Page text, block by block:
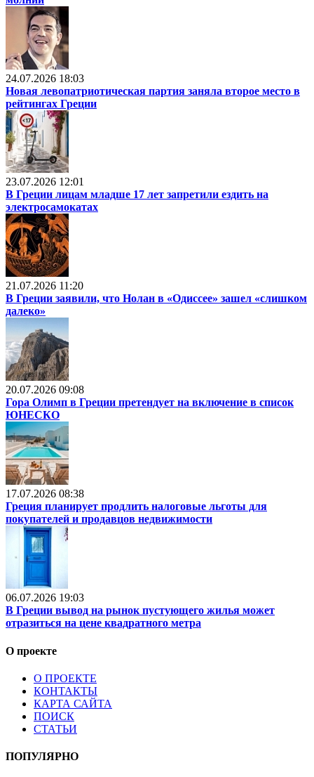
24.07.2026 18:03
Новая левопатриотическая партия заняла второе место в
рейтингах Греции
23.07.2026 12:01
В Греции лицам младше 17 лет запретили ездить на
электросамокатах
21.07.2026 11:20
В Греции заявили, что Нолан в «Одиссее» зашел «слишком
далеко»
20.07.2026 09:08
Гора Олимп в Греции претендует на включение в список
ЮНЕСКО
17.07.2026 08:38
Греция планирует продлить налоговые льготы для
покупателей и продавцов недвижимости
06.07.2026 19:03
В Греции вывод на рынок пустующего жилья может
отразиться на цене квадратного метра
О проекте
О ПРОЕКТЕ
КОНТАКТЫ
КАРТА САЙТА
ПОИСК
СТАТЬИ
ПОПУЛЯРНО